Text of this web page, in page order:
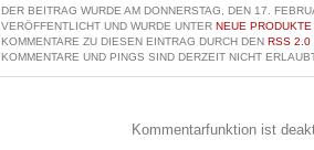
DER BEITRAG WURDE AM DONNERSTAG, DEN 17.
VERÖFFENTLICHT UND WURDE UNTER NEUE PRODUKTE
KOMMENTARE ZU DIESEN EINTRAG DURCH DEN RSS 2.0
KOMMENTARE UND PINGS SIND DERZEIT NICHT
Kommentarfunktion ist